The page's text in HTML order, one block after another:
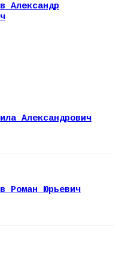
Александр
Александрович
Роман Юрьевич